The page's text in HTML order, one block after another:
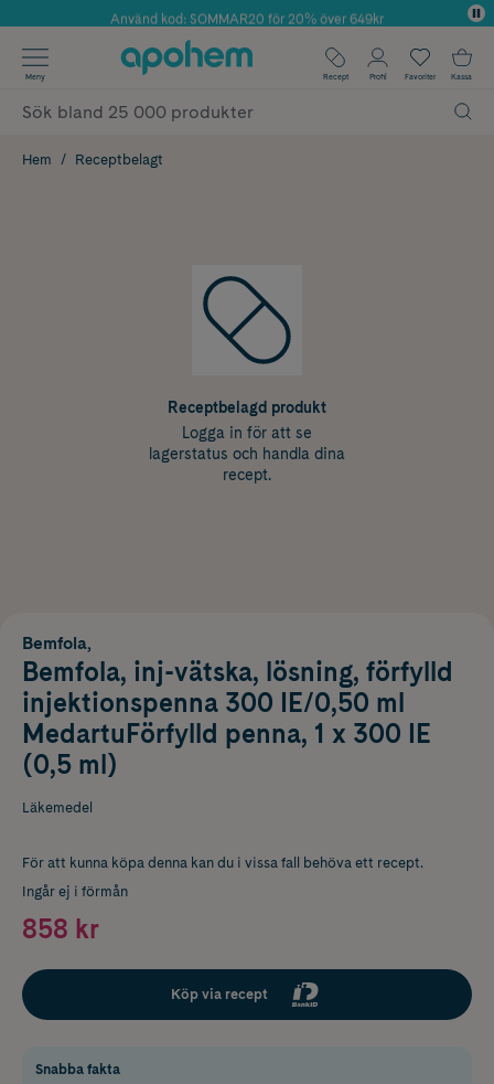
Årets Butik 2025 inom Skönhet
Använd kod: SOMMAR20 för 20% över 649kr
✓ Fri frakt
✓ Poäng på alla köp*
Meny Recept Profil Favoriter Kassa
Hem Receptbelagt
Receptbelagd produkt
Logga in för att se
lagerstatus och handla dina
recept.
Bemfola,
Bemfola, inj-vätska, lösning, förfylld
injektionspenna 300 IE/0,50 ml
MedartuFörfylld penna, 1 x 300 IE
(0,5 ml)
Läkemedel
För att kunna köpa denna kan du i vissa fall behöva ett recept.
Ingår ej i förmån
858 kr
Köp via recept
Snabba fakta